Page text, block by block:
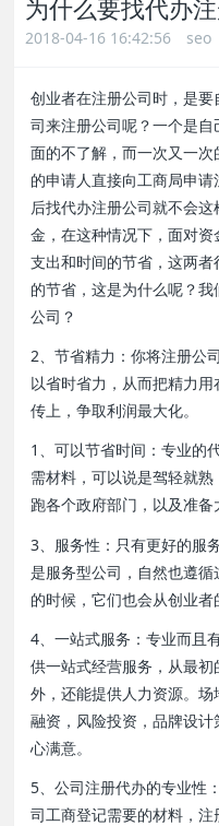
为什么要找代办
2018-04-16 16:42:56 seo
创业者在注册公司时，是
司来注册公司呢？一个是
面的不了解，而一次又一
的申请人直接向工商局申
后找代办注册公司就不会
金，在这种情况下，面对
支出和时间的节省，这两
的节省，这是为什么呢？
公司？
2、节省精力：你将注册公
以省时省力，从而把精力
传上，争取利润最大化。
1、可以节省时间：专业的
需材料，可以说是驾轻就熟
跑各个政府部门，以及准备
3、服务性：只有更好的服
是服务型公司，自然也遵
的时候，它们也会从创业者
4、一站式服务：专业而且
供一站式经营服务，从最
外，还能提供人力资源。
融资，风险投资，品牌设
心满意。
5、公司注册代办的专业性
司工商登记需要的材料，